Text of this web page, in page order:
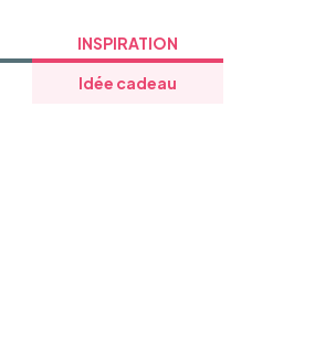
INSPIRATION
Idée cadeau